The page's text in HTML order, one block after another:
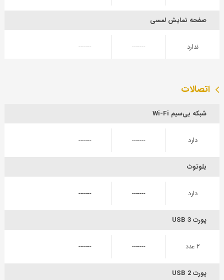
صفحه نمایش لمسی
ندارد -------
-------
اتصالات
شبکه بی‌سیم Wi-Fi
دارد -------
-------
بلوتوث
دارد -------
-------
پورت USB 3
۲ عدد -------
-------
پورت USB 2